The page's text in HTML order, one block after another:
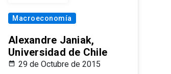
Macroeconomía
Alexandre Janiak,
Universidad de Chile
29 de Octubre de 2015